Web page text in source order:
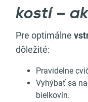
kostí –
Pre optimálne
dôležité:
Pravidelne
Vyhýbať sa
bielkovín.